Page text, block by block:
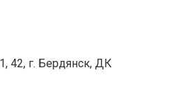
42, г. Бердянск, ДК